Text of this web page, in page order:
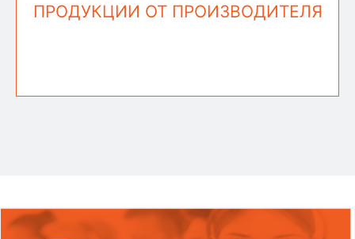
ПРОДУКЦИИ ОТ ПРОИЗВОДИТЕЛЯ